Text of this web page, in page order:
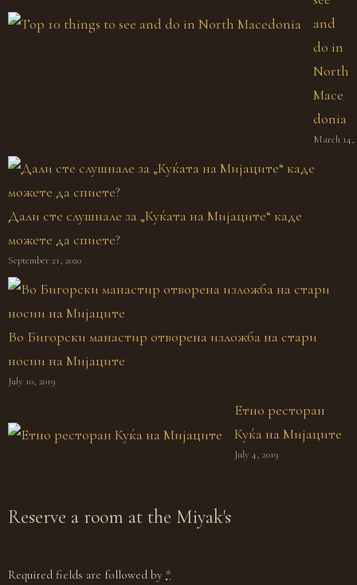
and
do in
North
Mace
donia
March 14,
Дали сте слушнале за „Куќата на Мијаците“ каде
можете да спиете?
September 21, 2020
Во Бигорски манастир отворена изложба на стари
носии на Мијаците
July 10, 2019
Етно ресторан
Куќа на Мијаците
July 4, 2019
Reserve a room at the Miyak's
Required fields are followed by *